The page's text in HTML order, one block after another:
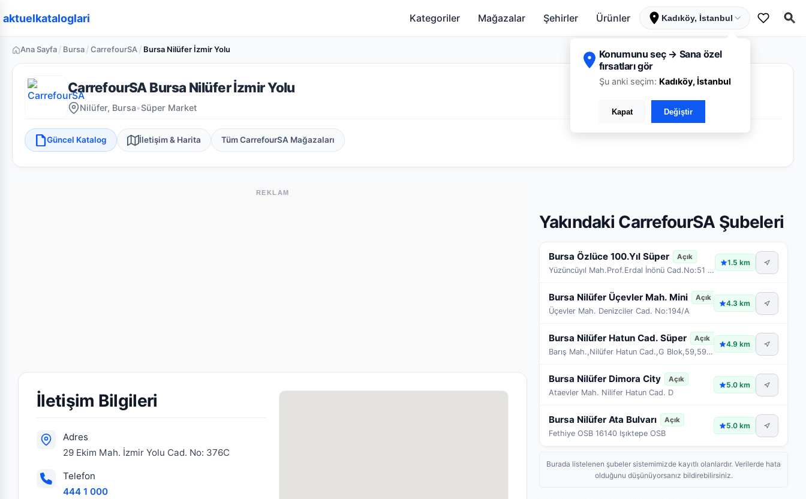
aktuelkataloglari Kategoriler Mağazalar Şehirler Ürünler Kadıköy, İstanbul
Konumunu seç → Sana özel
fırsatları gör
Şu anki seçim: Kadıköy, İstanbul
Kapat Değiştir
Ana Sayfa/ Bursa/CarrefourSA/ Bursa Nilüfer İzmir Yolu
CarrefourSA Bursa Nilüfer İzmir Yolu
Nilüfer, Bursa•Süper Market
Güncel Katalog İletişim & Harita Tüm CarrefourSA Mağazaları
REKLAM
İletişim Bilgileri
Adres
29 Ekim Mah. İzmir Yolu Cad. No: 376C
Telefon
444 1 000
Yakındaki CarrefourSA Şubeleri
Bursa Özlüce 100.Yıl Süper Açık
Yüzüncüyıl Mah.Prof.Erdal İnönü Cad.No:51 Nilüfer/
1.5 km
Bursa Nilüfer Üçevler Mah. Mini Açık
Üçevler Mah. Denizciler Cad. No:194/A
4.3 km
Bursa Nilüfer Hatun Cad. Süper Açık
Barış Mah.,Nilüfer Hatun Cad.,G Blok,59,59A,59B,Ni
4.9 km
Bursa Nilüfer Dimora City Açık
Ataevler Mah. Nilifer Hatun Cad. D
5.0 km
Bursa Nilüfer Ata Bulvarı Açık
Fethiye OSB 16140 Işıktepe OSB
5.0 km
Burada listelenen şubeler sistemimizde kayıtlı olanlardır. Verilerde hata
olduğunu düşünüyorsanız bildirebilirsiniz.